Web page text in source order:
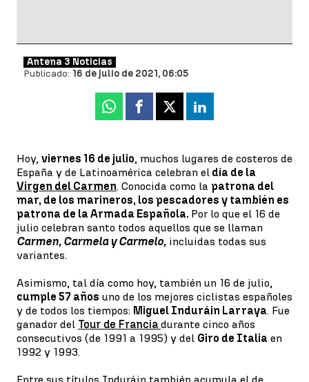
Antena 3 Noticias
Publicado: 16 de julio de 2021, 06:05
Whatsapp
Facebook
X Linkedin
Hoy, viernes 16 de julio, muchos lugares de costeros de
España y de Latinoamérica celebran el día de la
Virgen del Carmen. Conocida como la patrona del
mar, de los marineros, los pescadores y también es
patrona de la Armada Española. Por lo que el 16 de
julio celebran santo todos aquellos que se llaman
Carmen, Carmela y Carmelo, incluidas todas sus
variantes.
Asimismo, tal día como hoy, también un 16 de julio,
cumple 57 años uno de los mejores ciclistas españoles
y de todos los tiempos: Miguel Induráin Larraya. Fue
ganador del Tour de Francia durante cinco años
consecutivos (de 1991 a 1995) y del Giro de Italia en
1992 y 1993.
Entre sus títulos Induráin también acumula el de